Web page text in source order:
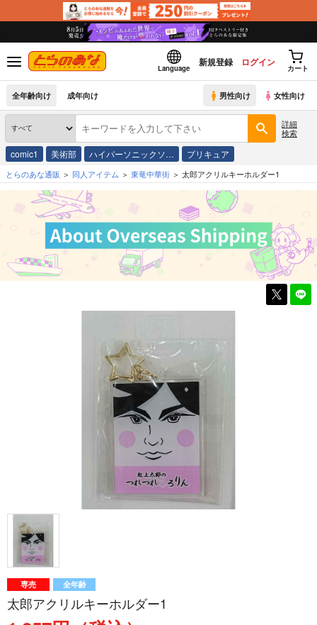
Language
新規登録 ログイン
カート
全年齢向け 成年向け 男性向け 女性向け
詳細
検索
comic1 美術部 ハイパーソニックソ… プリキュア
とらのあな通販 同人アイテム 東竜中華街 太郎アクリルキーホルダー1
専売 全年齢
太郎アクリルキーホルダー1